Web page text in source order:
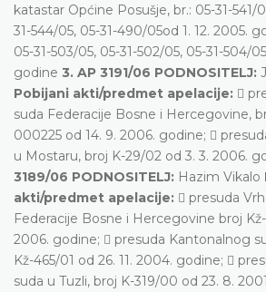
katastar Općine Posušje, br.: 05-31-541/
31-544/05, 05-31-490/05od 1. 12. 2005.
05-31-503/05, 05-31-502/05, 05-31-504/
godine 3. AP 3191/06 PODNOSITELJ:
Pobijani akti/predmet apelacije: 
suda Federacije Bosne i Hercegovine,
000225 od 14. 9. 2006. godine; 
u Mostaru, broj K-29/02 od 3. 3. 2006.
3189/06 PODNOSITELJ: Hazim Vikalo
akti/predmet apelacije:  presuda
Federacije Bosne i Hercegovine broj Kž-
2006. godine;  presuda Kantonalnog
Kž-465/01 od 26. 11. 2004. godine; 
suda u Tuzli, broj K-319/00 od 23. 8.